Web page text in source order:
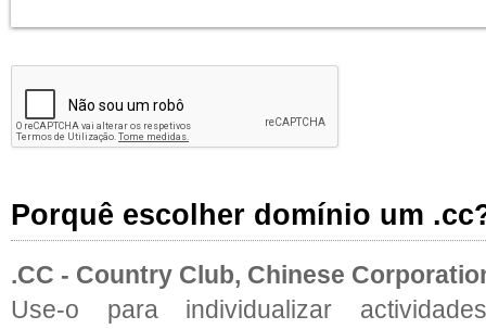
Porquê escolher domínio um
.CC - Country Club, Chinese
Use-o para individualizar